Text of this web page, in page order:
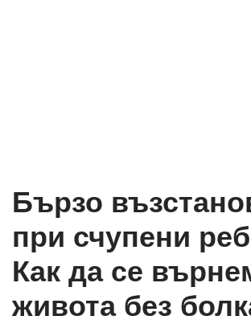
Бързо
при счупени
Как да се
живота без